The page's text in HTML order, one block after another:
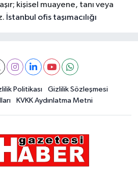
kişisel muayene, tanı veya
İstanbul ofis taşımacılığı
Politikası
Gizlilik Sözleşmesi
KVKK Aydınlatma Metni